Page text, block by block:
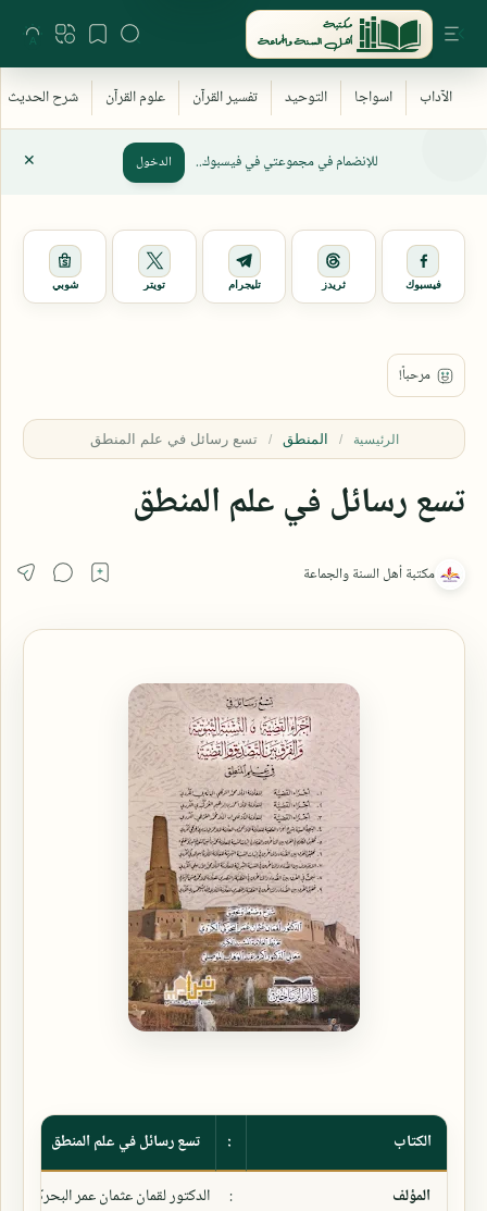
للإنضمام في مجموعتي في فيسبوك.. الدخول
فيسبوك ثريدز تليجرام تويتر شوبي
الرئيسية المنطق
تسع رسائل في علم المنطق
الكتاب :
تسع رسائل في علم المنطق
المؤلف
:
الدكتور لقمان عثمان عمر البحركي